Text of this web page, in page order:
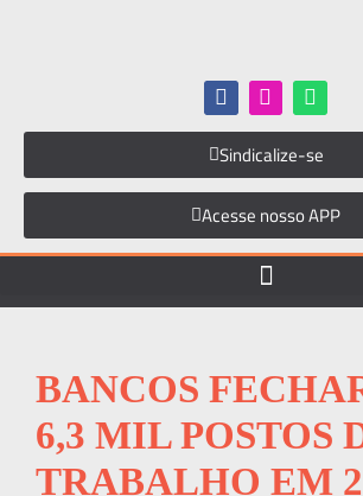
Sindicalize-se
Acesse nosso APP
BANCOS
6,3 MIL POSTOS
TRABALHO EM